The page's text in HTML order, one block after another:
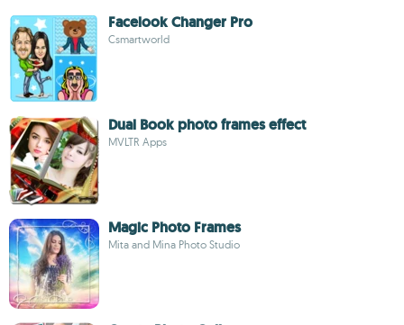
Facelook Changer Pro
Csmartworld
Dual Book photo frames effect
MVLTR Apps
Magic Photo Frames
Mita and Mina Photo Studio